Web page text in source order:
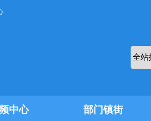
中心 部门镇街